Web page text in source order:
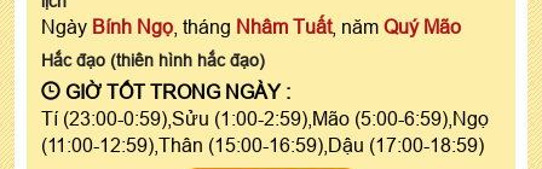
Ngày Bính Ngọ , tháng Nhâm Tuất, năm Quý Mão
Hắc đạo (thiên hình hắc đạo)
GIỜ TỐT TRONG NGÀY :
Tí (23:00-0:59),Sửu (1:00-2:59),Mão (5:00-6:59),Ngọ
(11:00-12:59),Thân (15:00-16:59),Dậu (17:00-18:59)